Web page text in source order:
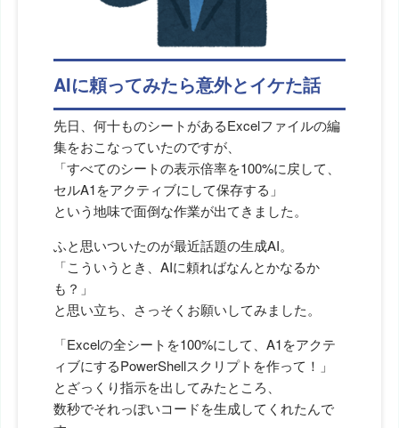
AIに頼ってみたら意外とイケた話
先日、何十ものシートがあるExcelファイルの編
集をおこなっていたのですが、
「すべてのシートの表示倍率を100%に戻して、
セルA1をアクティブにして保存する」
という地味で面倒な作業が出てきました。
ふと思いついたのが最近話題の生成AI。
「こういうとき、AIに頼ればなんとかなるか
も？」
と思い立ち、さっそくお願いしてみました。
「Excelの全シートを100%にして、A1をアクテ
ィブにするPowerShellスクリプトを作って！」
とざっくり指示を出してみたところ、
数秒でそれっぽいコードを生成してくれたんで